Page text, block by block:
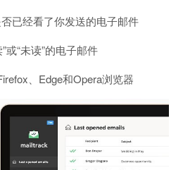
已经看了你发送的电子邮件
或“未读”的电子邮件
、Edge和Opera浏览器